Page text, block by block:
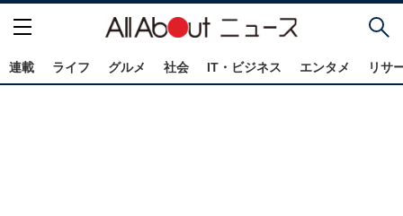
連載 ライフ グルメ 社会 IT・ビジネス エンタメ リサ